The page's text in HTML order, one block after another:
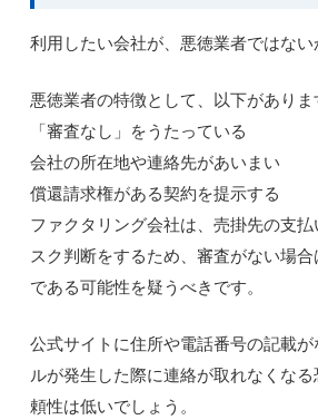
利用したい会社が、悪徳業者ではない
悪徳業者の特徴として、以下がありま
「審査なし」をうたっている
会社の所在地や連絡先があいまい
償還請求権がある契約を提示する
ファクタリング会社は、売掛先の支
スク判断をするため、審査がない場
である可能性を疑うべきです。
公式サイトに住所や電話番号の記載
ルが発生した際に連絡が取れなくな
頼性は低いでしょう。